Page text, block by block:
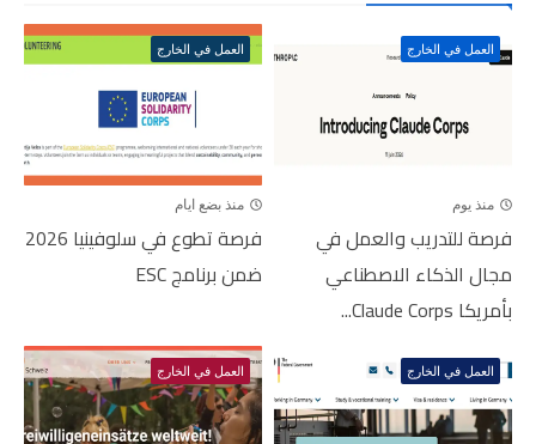
العمل في الخارج
منذ يوم
فرصة للتدريب والعمل في
مجال الذكاء الاصطناعي
بأمريكا Claude Corps...
العمل في الخارج
منذ بضع ايام
فرصة تطوع في سلوفينيا 2026
ضمن برنامج ESC
العمل في الخارج العمل في الخارج